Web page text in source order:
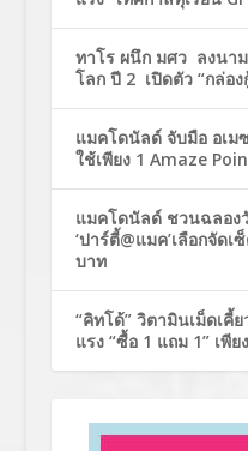
ทาโร ผนึก มศว ลงนา
โลก ปี 2 เปิดตัว “กล่อ
แมคโดนัลด์ จับมือ อเม
ใช้เพียง 1 Amaze
แมคโดนัลด์ ชวนฉลอง
‘ปาร์ตี้@แมค’เลือกจัดเ
บาท
“คิทโด้” วิตามินเม็ดเคี้
แรง “ซื้อ 1 แถม 1” เพี